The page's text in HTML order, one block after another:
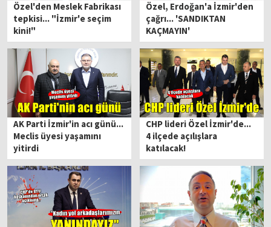
Özel'den Meslek Fabrikası
tepkisi... "İzmir'e seçim
kini!"
Özel, Erdoğan'a İzmir'den
çağrı... 'SANDIKTAN
KAÇMAYIN'
AK Parti İzmir'in acı günü...
Meclis üyesi yaşamını
yitirdi
CHP lideri Özel İzmir'de...
4 ilçede açılışlara
katılacak!